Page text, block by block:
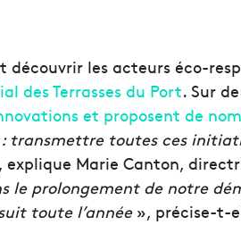
découvrir les acteurs éco-
des Terrasses du Port. Sur
et proposent de
: transmettre toutes ces
Marie Canton,
le prolongement de notre
toute l’année», précise-t-